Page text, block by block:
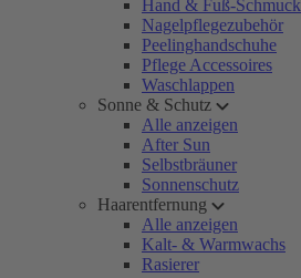
Hand & Fuß-Schmuck
Nagelpflegezubehör
Peelinghandschuhe
Pflege Accessoires
Waschlappen
Sonne & Schutz
Alle anzeigen
After Sun
Selbstbräuner
Sonnenschutz
Haarentfernung
Alle anzeigen
Kalt- & Warmwachs
Rasierer